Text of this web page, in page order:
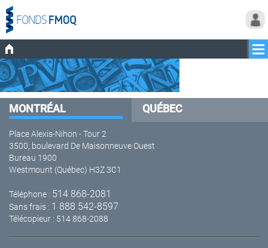
MONTRÉAL QUÉBEC
Place Alexis-Nihon - Tour 2
3500, boulevard De Maisonneuve Ouest
Bureau 1900
Westmount (Québec) H3Z 3C1
Téléphone : 514 868-2081
Sans frais : 1 888 542-8597
Télécopieur : 514 868-2088